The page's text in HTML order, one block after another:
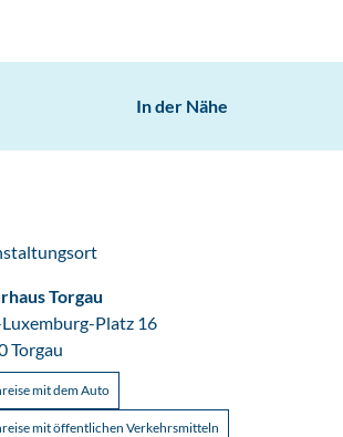
In der Nähe
Torgau
Luxemburg-Platz 16
Torgau
mit dem Auto
mit öffentlichen Verkehrsmitteln